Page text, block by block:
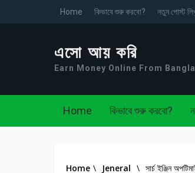
Home কিভাবে শুরু করবো? নতুন পোস্ট
এসো আয় করি
Earn Money Online From
Home কিভাবে শুরু করবো?
Home \ Jeneral \ সার্চ ইঞ্জিন